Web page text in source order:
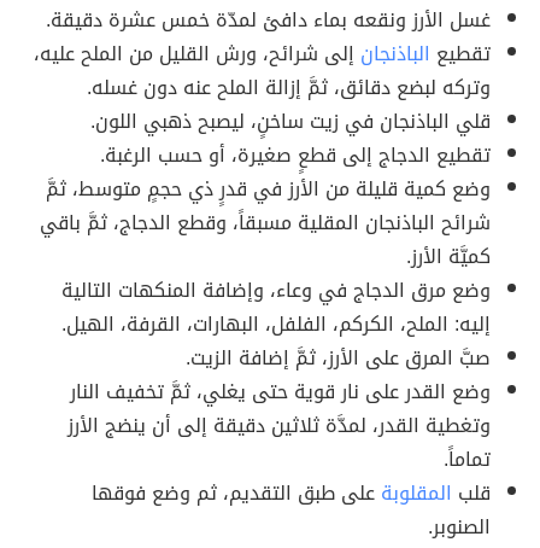
غسل الأرز ونقعه بماء دافئ لمدّة خمس عشرة دقيقة.
تقطيع الباذنجان إلى شرائح، ورش القليل من الملح عليه،
وتركه لبضع دقائق، ثمَّ إزالة الملح عنه دون غسله.
قلي الباذنجان في زيت ساخنٍ، ليصبح ذهبي اللون.
تقطيع الدجاج إلى قطعٍ صغيرة، أو حسب الرغبة.
وضع كمية قليلة من الأرز في قدرٍ ذي حجمٍ متوسط، ثمَّ
شرائح الباذنجان المقلية مسبقاً، وقطع الدجاج، ثمَّ باقي
كميَّة الأرز.
وضع مرق الدجاج في وعاء، وإضافة المنكهات التالية
إليه: الملح، الكركم، الفلفل، البهارات، القرفة، الهيل.
صبَّ المرق على الأرز، ثمَّ إضافة الزيت.
وضع القدر على نار قوية حتى يغلي، ثمَّ تخفيف النار
وتغطية القدر، لمدَّة ثلاثين دقيقة إلى أن ينضج الأرز
تماماً.
قلب المقلوبةعلى طبق التقديم، ثم وضع فوقها
الصنوبر.